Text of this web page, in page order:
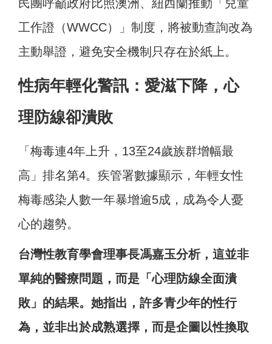
民團呼籲政府比照澳洲、紐西蘭推動「兒童
工作證（WWCC）」制度，將被動查詢改為
主動舉證，避免安全機制只存在於紙上。
性病年輕化警訊：愛滋下降，心
理防線卻潰敗
「梅毒連4年上升，13至24歲族群增幅最
高」排名第4。疾管署數據顯示，年輕女性
梅毒感染人數一年暴增逾5成，成為令人憂
心的趨勢。
台灣性教育學會理事長馮嘉玉分析，這並非
單純的醫療問題，而是「心理防線全面潰
敗」的結果。她指出，許多青少年的性行
為，並非出於成熟選擇，而是企圖以性換取